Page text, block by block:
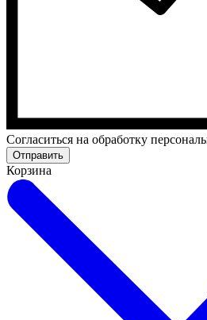
Cогласиться на обработку
Отправить
Корзина